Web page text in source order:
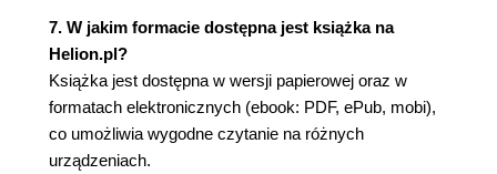
Podsumowanie 95
Rozdział 4. Utworzenie witryny społecznościowej
97
Utworzenie projektu witryny społecznościowej 97
7. W jakim formacie dostępna jest książka na
Helion.pl?
Książka jest dostępna w wersji papierowej oraz w
formatach elektronicznych (ebook: PDF, ePub, mobi),
co umożliwia wygodne czytanie na różnych
urządzeniach.